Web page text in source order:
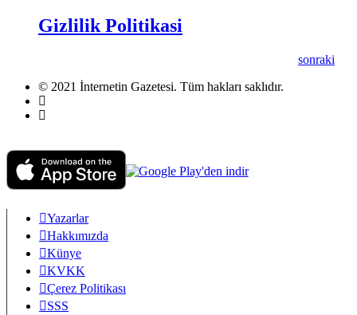
Gizlilik Politikasi
sonraki
© 2021 İnternetin Gazetesi. Tüm hakları saklıdır.
Yazarlar
Hakkımızda
Künye
KVKK
Çerez Politikası
SSS